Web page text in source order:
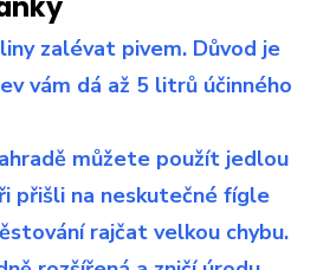
zalévat pivem. Důvod je
vám dá až 5 litrů účinného
můžete použít jedlou
přišli na neskutečné fígle
rajčat velkou chybu.